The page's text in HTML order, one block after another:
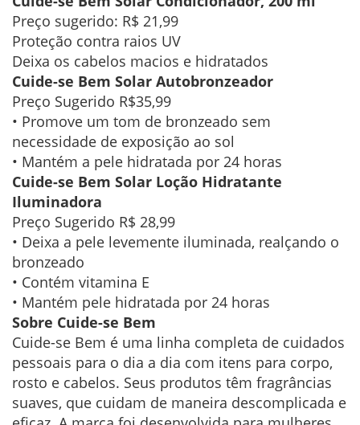
Preço sugerido: R$ 21,99
Proteção contra raios UV
Deixa os cabelos macios e hidratados
Cuide-se Bem Solar Autobronzeador
Preço Sugerido R$35,99
• Promove um tom de bronzeado sem
necessidade de exposição ao sol
• Mantém a pele hidratada por 24 horas
Cuide-se Bem Solar Loção Hidratante
Iluminadora
Preço Sugerido R$ 28,99
• Deixa a pele levemente iluminada, realçando o
bronzeado
• Contém vitamina E
• Mantém pele hidratada por 24 horas
Sobre Cuide-se Bem
Cuide-se Bem é uma linha completa de cuidados
pessoais para o dia a dia com itens para corpo,
rosto e cabelos. Seus produtos têm fragrâncias
suaves, que cuidam de maneira descomplicada e